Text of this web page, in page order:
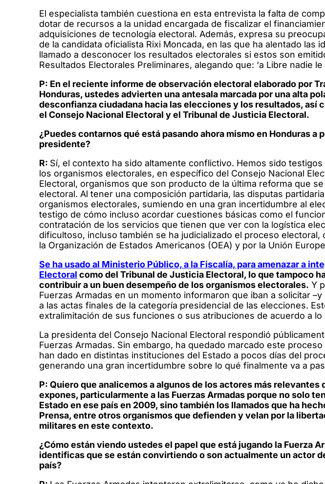
El especialista también cuestiona en esta entrevista la falta de
dotar de recursos a la unidad encargada de fiscalizar el
adquisiciones de tecnología electoral. Además, expresa su
de la candidata oficialista Rixi Moncada, en las que ha alentado las
llamado a desconocer los resultados electorales si estos son
Resultados Electorales Preliminares, alegando que: ‘a Libre nadie
P: En el reciente informe de observación electoral elaborado por
Honduras, ustedes advierten una antesala marcada por una alta
desconfianza ciudadana hacia las elecciones y los resultados, así
el Consejo Nacional Electoral y el Tribunal de Justicia Electoral.
¿Puedes contarnos qué está pasando ahora mismo en Honduras a
presidente?
R: Sí, el contexto ha sido altamente conflictivo. Hemos sido
los organismos electorales, en específico del Consejo Nacional
Electoral, organismos que son producto de la última reforma que
electoral. Al tener una composición partidaria, las disputas
organismos electorales, sumiendo en una gran incertidumbre al
testigo de cómo incluso acordar cuestiones básicas como el
contratación de los servicios que tienen que ver con la logística
dificultoso, incluso también se ha judicializado el proceso
la Organización de Estados Americanos (OEA) y por la Unión
Se ha usado al Ministerio Público, a la Fiscalía, para amenazar a
Electoral como del Tribunal de Justicia Electoral, lo que tampoco
contribuir a un buen desempeño de los organismos electorales. Y
Fuerzas Armadas en un momento informaron que iban a solicitar
a las actas finales de la categoría presidencial de las elecciones.
extralimitación de sus funciones o sus atribuciones de acuerdo a
La presidenta del Consejo Nacional Electoral respondió
Fuerzas Armadas. Sin embargo, ha quedado marcado este
han dado en distintas instituciones del Estado a pocos días del
generando una gran incertidumbre sobre lo qué finalmente va a
P: Quiero que analicemos a algunos de los actores más
expones, particularmente a las Fuerzas Armadas porque no solo
Estado en ese país en 2009, sino también los llamados que ha
Prensa, entre otros organismos que defienden y velan por la
militares en este contexto.
¿Cómo están viendo ustedes el papel que está jugando la Fuerza
identificas que se están convirtiendo o son actualmente un actor
país?